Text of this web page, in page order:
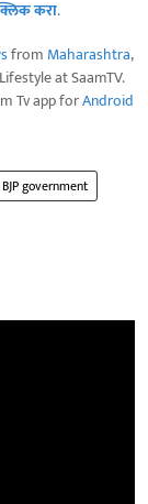
करा.
from Maharashtra,
at SaamTV.
Tv app forAndroid
BJP government